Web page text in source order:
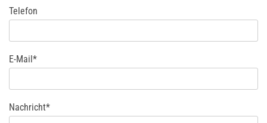
Telefon
E-Mail*
Nachricht*